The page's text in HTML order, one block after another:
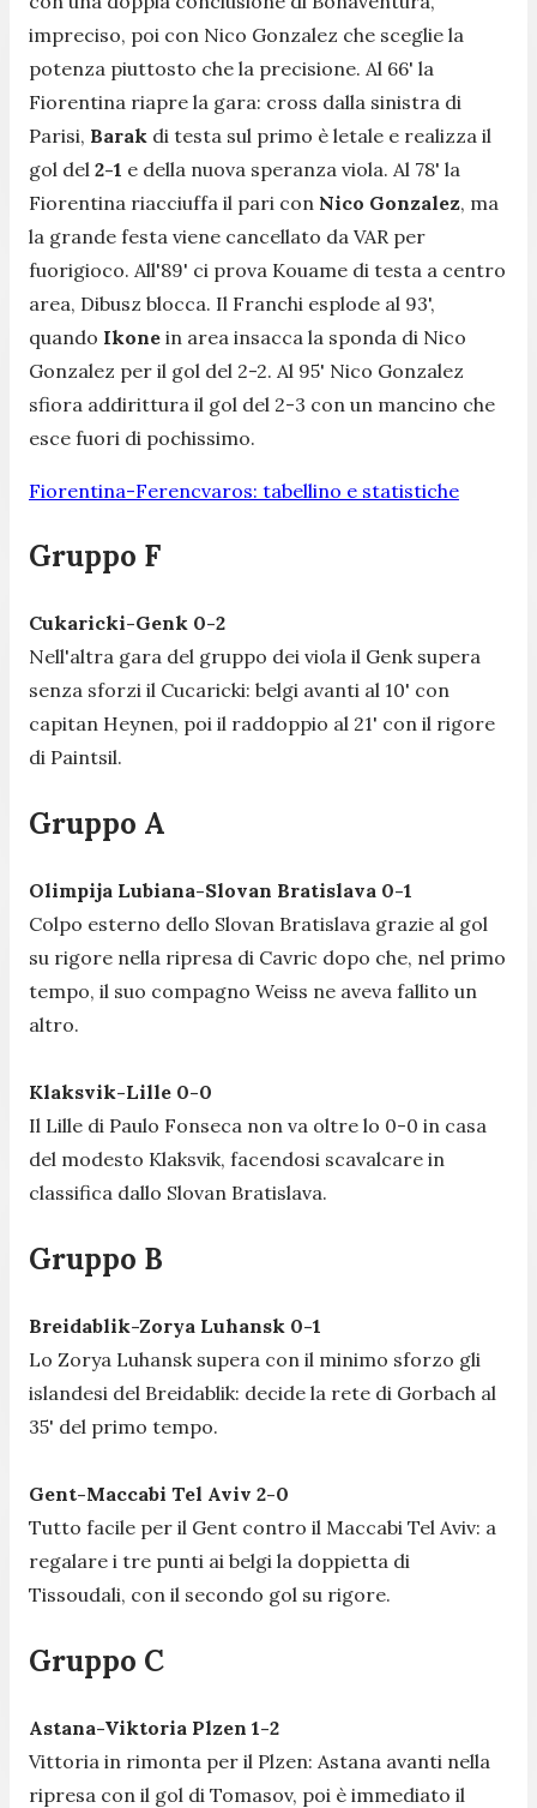
impreciso, poi con Nico Gonzalez che sceglie la
potenza piuttosto che la precisione. Al 66' la
Fiorentina riapre la gara: cross dalla sinistra di
Parisi, Barak di testa sul primo è letale e realizza il
gol del 2-1 e della nuova speranza viola. Al 78' la
Fiorentina riacciuffa il pari con Nico Gonzalez, ma
la grande festa viene cancellato da VAR per
fuorigioco. All'89' ci prova Kouame di testa a centro
area, Dibusz blocca. Il Franchi esplode al 93',
quando Ikone in area insacca la sponda di Nico
Gonzalez per il gol del 2-2. Al 95' Nico Gonzalez
sfiora addirittura il gol del 2-3 con un mancino che
esce fuori di pochissimo.
Fiorentina-Ferencvaros: tabellino e statistiche
Gruppo F
Cukaricki-Genk 0-2
Nell'altra gara del gruppo dei viola il Genk supera
senza sforzi il Cucaricki: belgi avanti al 10' con
capitan Heynen, poi il raddoppio al 21' con il rigore
di Paintsil.
Gruppo A
Olimpija Lubiana-Slovan Bratislava 0-1
Colpo esterno dello Slovan Bratislava grazie al gol
su rigore nella ripresa di Cavric dopo che, nel primo
tempo, il suo compagno Weiss ne aveva fallito un
altro.
Klaksvik-Lille 0-0
Il Lille di Paulo Fonseca non va oltre lo 0-0 in casa
del modesto Klaksvik, facendosi scavalcare in
classifica dallo Slovan Bratislava.
Gruppo B
Breidablik-Zorya Luhansk 0-1
Lo Zorya Luhansk supera con il minimo sforzo gli
islandesi del Breidablik: decide la rete di Gorbach al
35' del primo tempo.
Gent-Maccabi Tel Aviv 2-0
Tutto facile per il Gent contro il Maccabi Tel Aviv: a
regalare i tre punti ai belgi la doppietta di
Tissoudali, con il secondo gol su rigore.
Gruppo C
Astana-Viktoria Plzen 1-2
Vittoria in rimonta per il Plzen: Astana avanti nella
ripresa con il gol di Tomasov, poi è immediato il